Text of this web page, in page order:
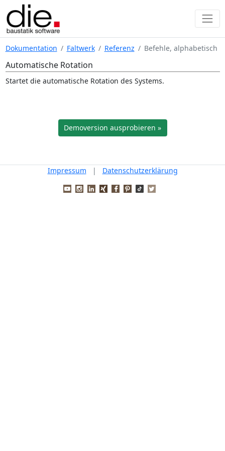
Dokumentation Faltwerk Referenz Befehle, alphabetisch
Automatische Rotation
Startet die automatische Rotation des Systems.
Demoversion ausprobieren »
Impressum | Datenschutzerklärung